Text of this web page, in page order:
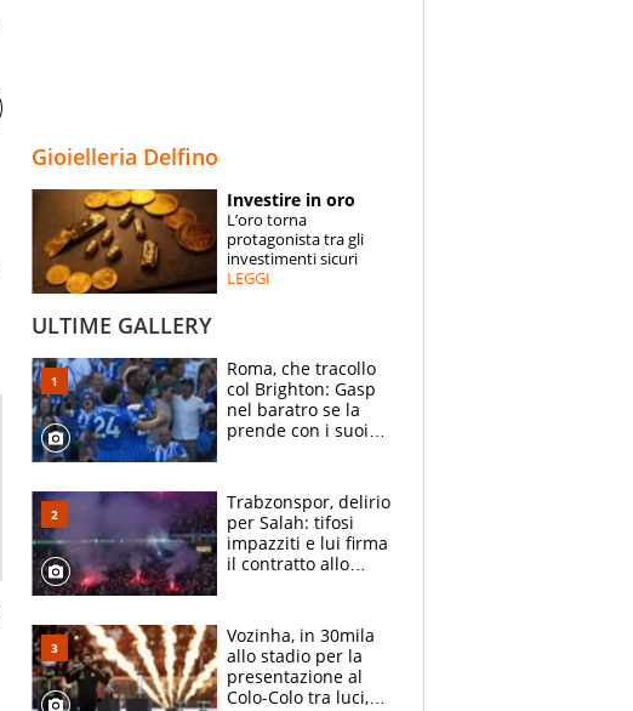
ESPERTI
CONTATTI
Gioielleria Delfino
Investire in oro
L’oro torna
protagonista tra gli
investimenti sicuri
LEGGI
ULTIME GALLERY
Roma, che tracollo
col Brighton: Gasp
nel baratro se la
prende con i suoi
Trabzonspor, delirio
per Salah: tifosi
impazziti e lui firma
il contratto allo
Vozinha, in 30mila
allo stadio per la
presentazione al
Colo-Colo tra luci,